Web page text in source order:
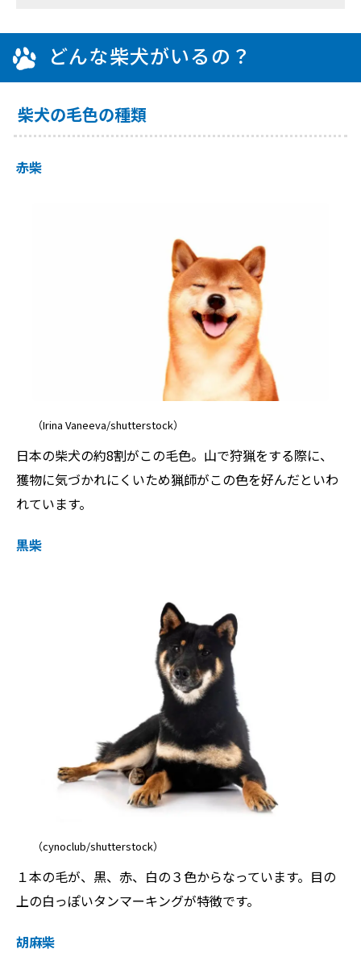
どんな柴犬がいるの？
柴犬の毛色の種類
赤柴
（Irina Vaneeva/shutterstock）
日本の柴犬の約8割がこの毛色。山で狩猟をする際に、
獲物に気づかれにくいため猟師がこの色を好んだといわ
れています。
黒柴
（cynoclub/shutterstock）
１本の毛が、黒、赤、白の３色からなっています。目の
上の白っぽいタンマーキングが特徴です。
胡麻柴